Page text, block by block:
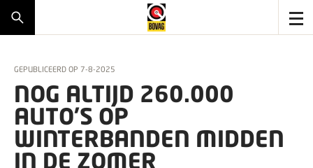
GEPUBLICEERD OP 7-8-2025
NOG ALTIJD 260.000
AUTO’S OP
WINTERBANDEN MIDDEN
IN DE ZOMER